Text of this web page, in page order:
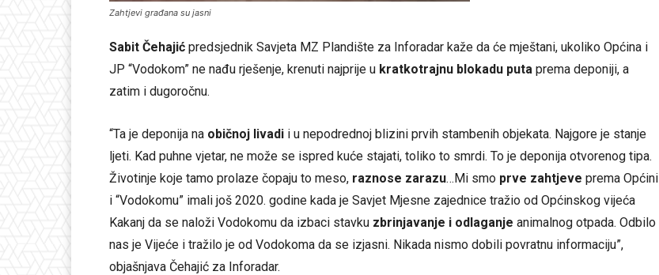
Zahtjevi građana su jasni
Sabit Čehajić predsjednik Savjeta MZ Plandište za Inforadar kaže da će mještani, ukoliko Općina i
JP “Vodokom” ne nađu rješenje, krenuti najprije u kratkotrajnu blokadu puta prema deponiji, a
zatim i dugoročnu.
“Ta je deponija na običnoj livadi i u nepodrednoj blizini prvih stambenih objekata. Najgore je stanje
ljeti. Kad puhne vjetar, ne može se ispred kuće stajati, toliko to smrdi. To je deponija otvorenog tipa.
Životinje koje tamo prolaze čopaju to meso, raznose zarazu…Mi smo prve zahtjeve prema Općini
i “Vodokomu” imali još 2020. godine kada je Savjet Mjesne zajednice tražio od Općinskog vijeća
Kakanj da se naloži Vodokomu da izbaci stavku zbrinjavanje i odlaganje animalnog otpada. Odbilo
nas je Vijeće i tražilo je od Vodokoma da se izjasni. Nikada nismo dobili povratnu informaciju”,
objašnjava Čehajić za Inforadar.